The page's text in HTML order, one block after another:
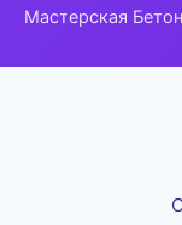
Мастерская